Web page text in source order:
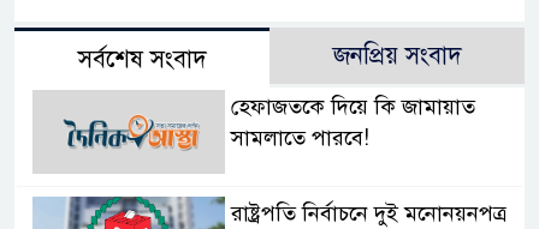
সর্বশেষ সংবাদ জনপ্রিয় সংবাদ
হেফাজতকে দিয়ে কি জামায়াত
সামলাতে পারবে!
রাষ্ট্রপতি নির্বাচনে দুই মনোনয়নপত্র